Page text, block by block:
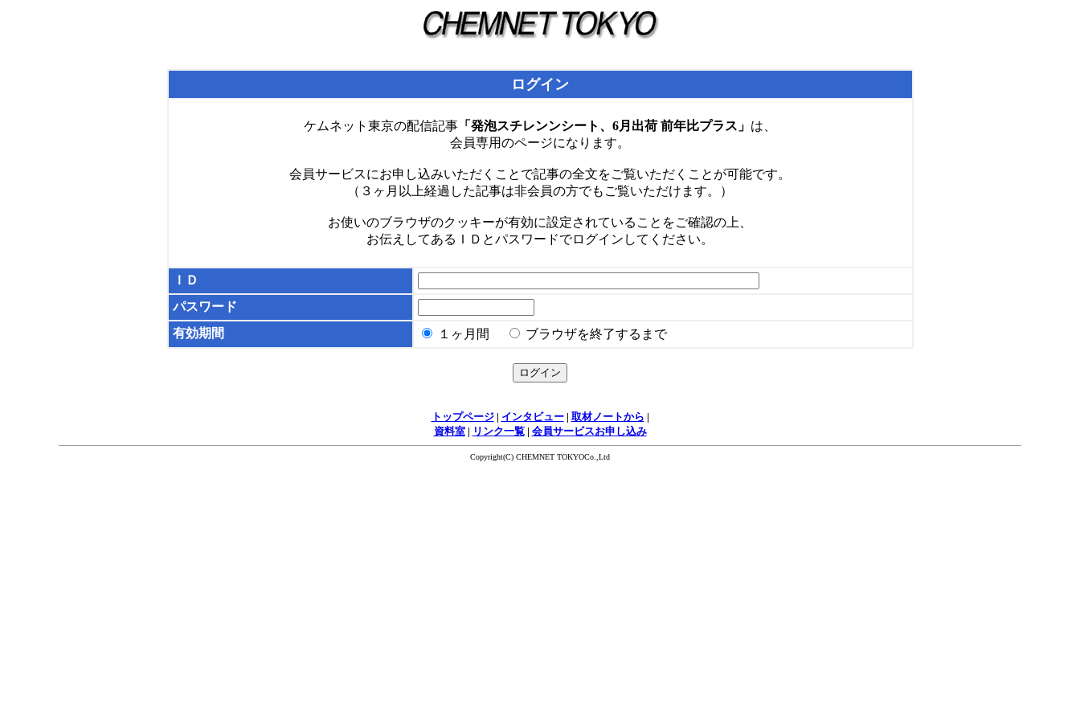
ログイン
ケムネット東京の配信記事 「発泡スチレンンシート、6月出荷 前年比プラス」 は、
会員専用のページになります。
会員サービスにお申し込みいただくことで記事の全文をご覧いただくことが可能です。
（３ヶ月以上経過した記事は非会員の方でもご覧いただけます。）
お使いのブラウザのクッキーが有効に設定されていることをご確認の上、
お伝えしてあるＩＤとパスワードでログインしてください。
ＩＤ
パスワード
有効期間
１ヶ月間 ブラウザを終了するまで
トップページ| インタビュー| 取材ノートから |
資料室| リンク一覧| 会員サービスお申し込み
Copyright(C) CHEMNET TOKYOCo.,Ltd